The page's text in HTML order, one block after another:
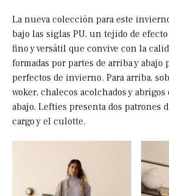
La nueva colección para este
bajo las siglas PU, un tejido de
fino y versátil que convive con la
formadas por partes de arriba y
perfectos de invierno. Para arriba,
woker, chalecos acolchados y
abajo, Lefties presenta dos patrones
cargo y el culotte.